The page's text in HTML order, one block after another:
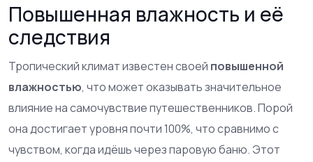
Повышенная влажность и её
следствия
Тропический климат известен своей повышенной
влажностью, что может оказывать значительное
влияние на самочувствие путешественников. Порой
она достигает уровня почти 100%, что сравнимо с
чувством, когда идёшь через паровую баню. Этот